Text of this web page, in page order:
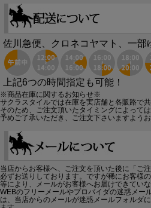
佐川急便、クロネコヤマト、一部
上記6つの時間指定も可能！
※商品在庫に関するお知らせ※
サクラスタイルでは在庫を実店舗と各販路で共
そのため、ご注文頂いたタイミングによって
予めご了承いただき、ご注文下さいますようお
当店からお客様へ、ご注文を頂いた後に「ご
必ずお送りしております。ですが稀にお客様
等により、メールがお客様へお届けできてい
WEBのフリーメールやプロバイダの迷惑メー
は、当店からのメールが迷惑メールフォルダ